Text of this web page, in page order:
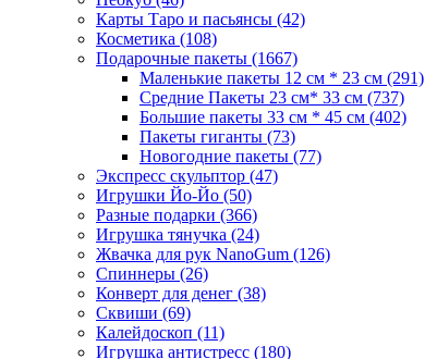
Карты Таро и пасьянсы (42)
Косметика (108)
Подарочные пакеты (1667)
Маленькие пакеты 12 см * 23 см (291)
Средние Пакеты 23 см* 33 см (737)
Большие пакеты 33 см * 45 см (402)
Пакеты гиганты (73)
Новогодние пакеты (77)
Экспресс скульптор (47)
Игрушки Йо-Йо (50)
Разные подарки (366)
Игрушка тянучка (24)
Жвачка для рук NanoGum (126)
Спиннеры (26)
Конверт для денег (38)
Сквиши (69)
Калейдоскоп (11)
Игрушка антистресс (180)